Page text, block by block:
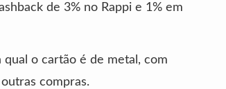
de 3% no Rappi e 1% em
qual o cartão é de metal, com
compras.